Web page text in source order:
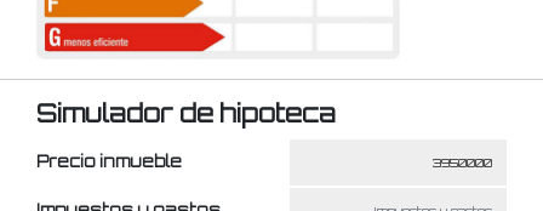
Simulador de hipoteca
Precio inmueble